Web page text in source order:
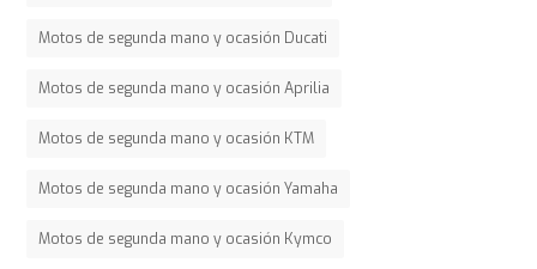
Motos de segunda mano y ocasión Ducati
Motos de segunda mano y ocasión Aprilia
Motos de segunda mano y ocasión KTM
Motos de segunda mano y ocasión Yamaha
Motos de segunda mano y ocasión Kymco